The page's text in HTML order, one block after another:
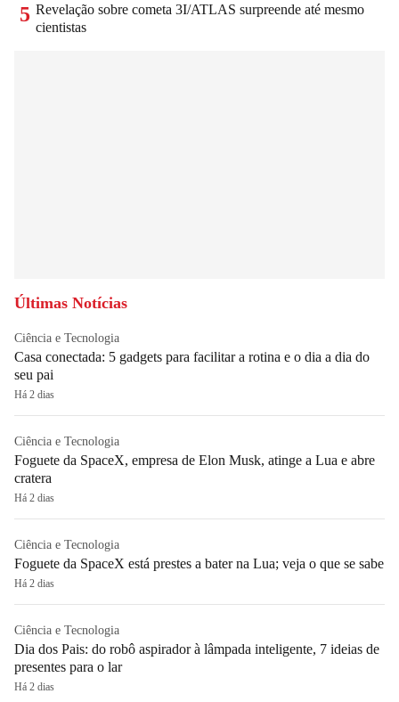
5 Revelação sobre cometa 3I/ATLAS surpreende até mesmo
cientistas
Últimas Notícias
Ciência e Tecnologia
Casa conectada: 5 gadgets para facilitar a rotina e o dia a dia do
seu pai
Há 2 dias
Ciência e Tecnologia
Foguete da SpaceX, empresa de Elon Musk, atinge a Lua e abre
cratera
Há 2 dias
Ciência e Tecnologia
Foguete da SpaceX está prestes a bater na Lua; veja o que se sabe
Há 2 dias
Ciência e Tecnologia
Dia dos Pais: do robô aspirador à lâmpada inteligente, 7 ideias de
presentes para o lar
Há 2 dias